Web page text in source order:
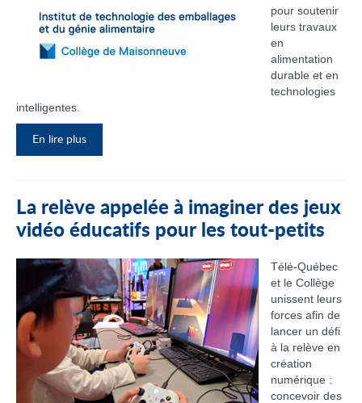
pour soutenir
leurs travaux
en
alimentation
durable et en
technologies
intelligentes.
En lire plus
La relève appelée à imaginer des jeux
vidéo éducatifs pour les tout-petits
Télé-Québec
et le Collège
unissent leurs
forces afin de
lancer un défi
à la relève en
création
numérique :
concevoir des